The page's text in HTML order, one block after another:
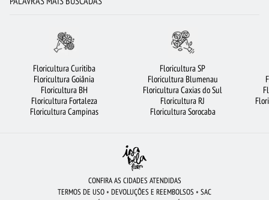
FLORICULTURA SALVADOR BUQUÊ DE 12 ROSAS VERMELHAS
FLORES BRANCAS URSO DE PELÚCIA BUQUÊS DE FLORES
FLORICULTURA BELÉM FLORICULTURA GUARULHOS
FLORES DO CAMPO
FLORICULTURA SANTO ANDRÉ
BUQUÊ DE ROSAS VERMELHAS FLORICULTURA UBERLÂNDIA
Floricultura Curitiba
Floricultura Goiânia
Floricultura BH
Floricultura Fortaleza
Floricultura Campinas
Floricultura SP
Floricultura Blumenau
Floricultura Caxias do Sul
Floricultura RJ
Floricultura Sorocaba
CONFIRA AS CIDADES ATENDIDAS
TERMOS DE USO • DEVOLUÇÕES E REEMBOLSOS • SAC